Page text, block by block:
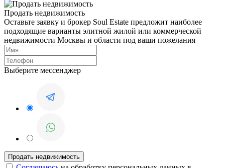
Продать недвижимость
Оставьте заявку и брокер Soul Estate предложит наиболее
подходящие варианты элитной жилой или коммерческой
недвижимости Москвы и области под ваши пожелания
Выберите мессенджер